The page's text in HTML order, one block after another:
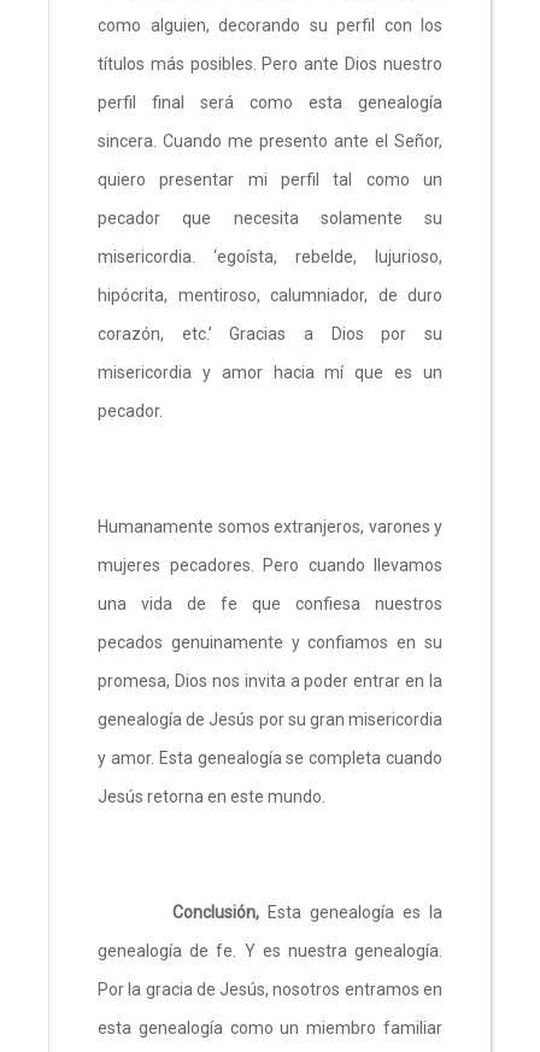
como alguien, decorando su perfil con los
títulos más posibles. Pero ante Dios nuestro
perfil final será como esta genealogía
sincera. Cuando me presento ante el Señor,
quiero presentar mi perfil tal como un
pecador que necesita solamente su
misericordia. ‘egoísta, rebelde, lujurioso,
hipócrita, mentiroso, calumniador, de duro
corazón, etc.’ Gracias a Dios por su
misericordia y amor hacia mí que es un
pecador.
Humanamente somos extranjeros, varones y
mujeres pecadores. Pero cuando llevamos
una vida de fe que confiesa nuestros
pecados genuinamente y confiamos en su
promesa, Dios nos invita a poder entrar en la
genealogía de Jesús por su gran misericordia
y amor. Esta genealogía se completa cuando
Jesús retorna en este mundo.
Conclusión, Esta genealogía es la
genealogía de fe. Y es nuestra genealogía.
Por la gracia de Jesús, nosotros entramos en
esta genealogía como un miembro familiar